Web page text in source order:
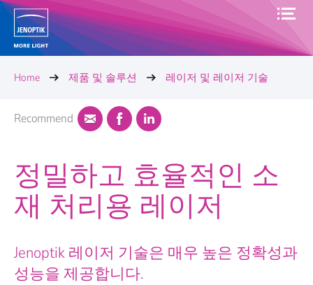
Home 제품 및 솔루션 레이저 및 레이저 기술
Recommend
정밀하고 효율적인 소
재 처리용 레이저
Jenoptik 레이저 기술은 매우 높은 정확성과
성능을 제공합니다.